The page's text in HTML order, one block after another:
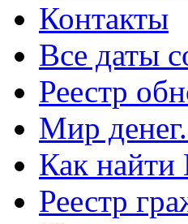
Контакты
Все даты
Реестр
Мир
Как
Реестр